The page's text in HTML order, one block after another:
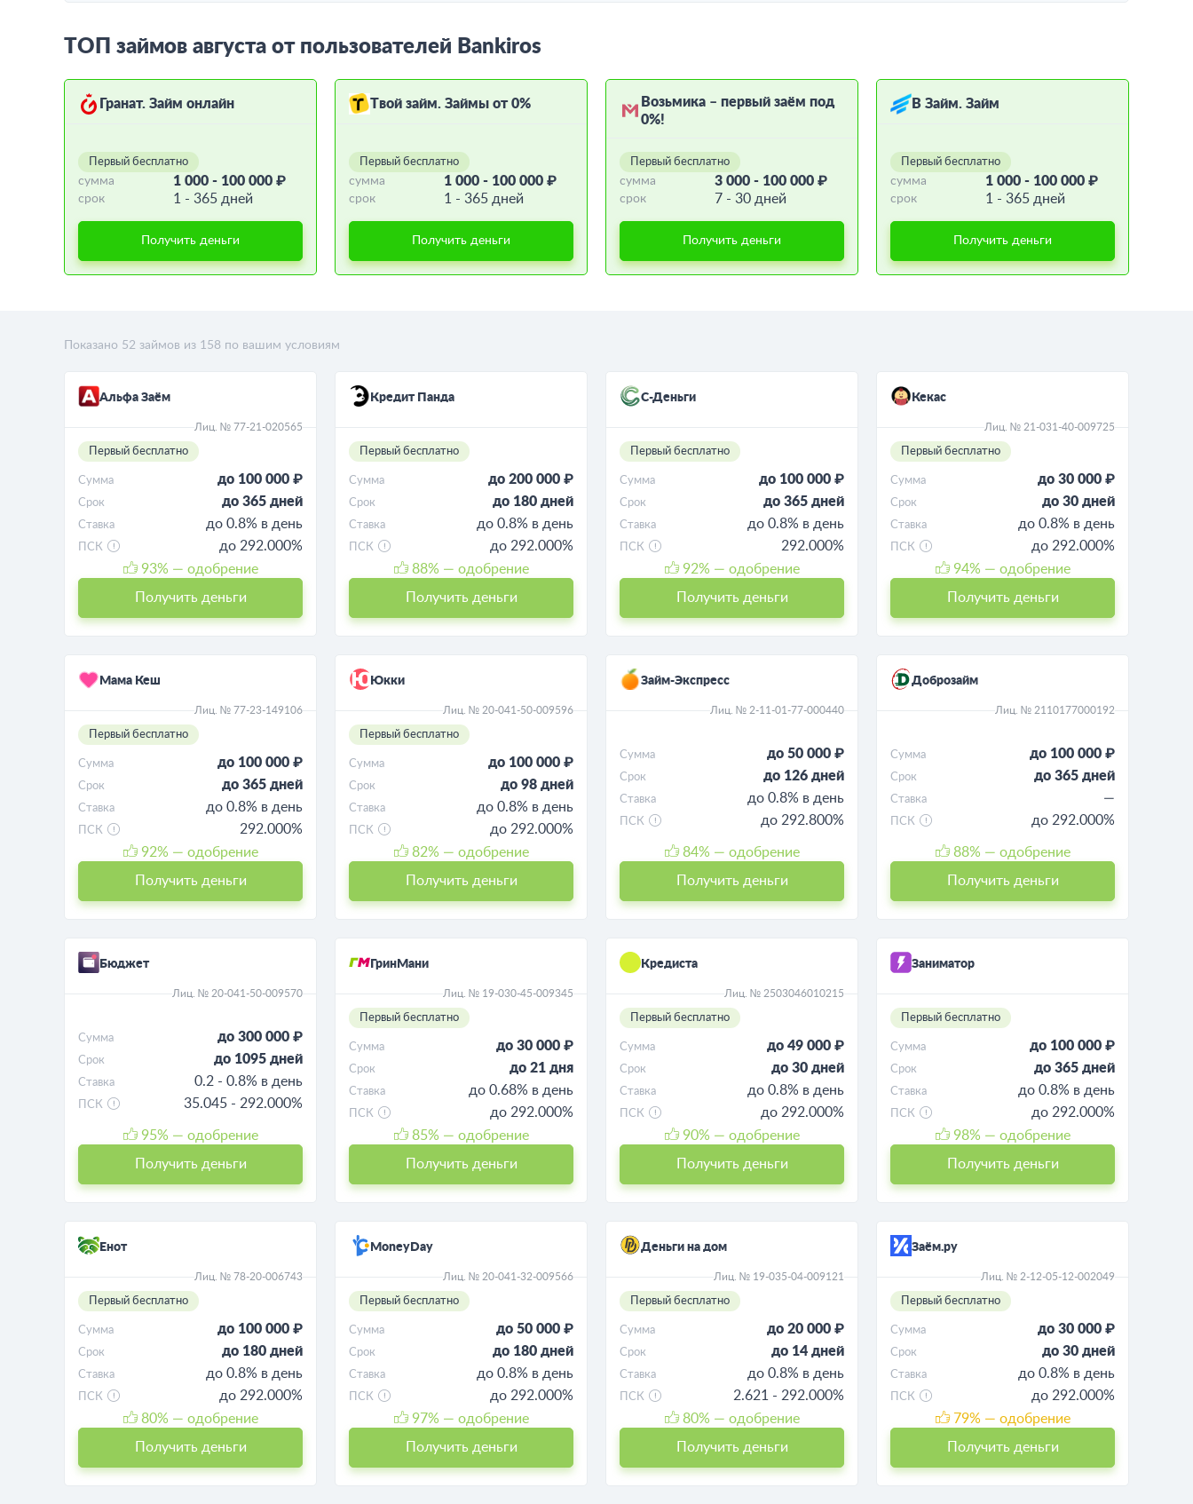
ТОП займов августа от пользователей Bankiros
Гранат. Займ онлайн
Первый бесплатно
сумма 1 000 - 100 000 ₽
срок 1 - 365 дней
Получить деньги
Твой займ. Займы от 0%
Первый бесплатно
сумма 1 000 - 100 000 ₽
срок 1 - 365 дней
Получить деньги
Возьмика – первый заём под
0%!
Первый бесплатно
сумма 3 000 - 100 000 ₽
срок 7 - 30 дней
Получить деньги
В Займ. Займ
Первый бесплатно
сумма 1 000 - 100 000 ₽
срок 1 - 365 дней
Получить деньги
Показано 52 займов из 158 по вашим условиям
Альфа Заём
Лиц. № 77-21-020565
Первый бесплатно
Сумма до 100 000 ₽
Срок до 365 дней
Ставка до 0.8% в день
ПСК
до 292.000%
93% — одобрение
Получить деньги
Кредит Панда
Первый бесплатно
Сумма до 200 000 ₽
Срок до 180 дней
Ставка до 0.8% в день
ПСК
до 292.000%
88% — одобрение
Получить деньги
С-Деньги
Первый бесплатно
Сумма до 100 000 ₽
Срок до 365 дней
Ставка до 0.8% в день
ПСК
292.000%
92% — одобрение
Получить деньги
Кекас
Лиц. № 21-031-40-009725
Первый бесплатно
Сумма до 30 000 ₽
Срок до 30 дней
Ставка до 0.8% в день
ПСК
до 292.000%
94% — одобрение
Получить деньги
Мама Кеш
Лиц. № 77-23-149106
Первый бесплатно
Сумма до 100 000 ₽
Срок до 365 дней
Ставка до 0.8% в день
ПСК
292.000%
92% — одобрение
Получить деньги
Юкки
Лиц. № 20-041-50-009596
Первый бесплатно
Сумма до 100 000 ₽
Срок до 98 дней
Ставка до 0.8% в день
ПСК
до 292.000%
82% — одобрение
Получить деньги
Займ-Экспресс
Лиц. № 2-11-01-77-000440
Сумма до 50 000 ₽
Срок до 126 дней
Ставка до 0.8% в день
ПСК до 292.800%
84% — одобрение
Получить деньги
Доброзайм
Лиц. № 2110177000192
Сумма до 100 000 ₽
Срок до 365 дней
Ставка —
ПСК до 292.000%
88% — одобрение
Получить деньги
Бюджет
Лиц. № 20-041-50-009570
Сумма до 300 000 ₽
Срок до 1095 дней
Ставка 0.2 - 0.8% в день
ПСК 35.045 - 292.000%
95% — одобрение
Получить деньги
ГринМани
Лиц. № 19-030-45-009345
Первый бесплатно
Сумма до 30 000 ₽
Срок до 21 дня
Ставка до 0.68% в день
ПСК
до 292.000%
85% — одобрение
Получить деньги
Кредиста
Лиц. № 2503046010215
Первый бесплатно
Сумма до 49 000 ₽
Срок до 30 дней
Ставка до 0.8% в день
ПСК
до 292.000%
90% — одобрение
Получить деньги
Заниматор
Первый бесплатно
Сумма до 100 000 ₽
Срок до 365 дней
Ставка до 0.8% в день
ПСК
до 292.000%
98% — одобрение
Получить деньги
Енот
Лиц. № 78-20-006743
Первый бесплатно
Сумма до 100 000 ₽
Срок до 180 дней
Ставка до 0.8% в день
ПСК
до 292.000%
80% — одобрение
Получить деньги
MoneyDay
Лиц. № 20-041-32-009566
Первый бесплатно
Сумма до 50 000 ₽
Срок до 180 дней
Ставка до 0.8% в день
ПСК
до 292.000%
97% — одобрение
Получить деньги
Деньги на дом
Лиц. № 19-035-04-009121
Первый бесплатно
Сумма до 20 000 ₽
Срок до 14 дней
Ставка до 0.8% в день
ПСК
2.621 - 292.000%
80% — одобрение
Получить деньги
Заём.ру
Лиц. № 2-12-05-12-002049
Первый бесплатно
Сумма до 30 000 ₽
Срок до 30 дней
Ставка до 0.8% в день
ПСК
до 292.000%
79% — одобрение
Получить деньги